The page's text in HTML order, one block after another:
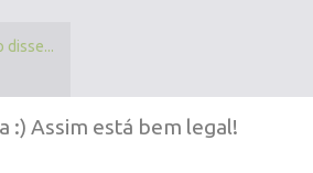
disse...
:) Assim está bem legal!